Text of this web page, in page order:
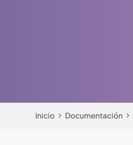
Inicio Documentación